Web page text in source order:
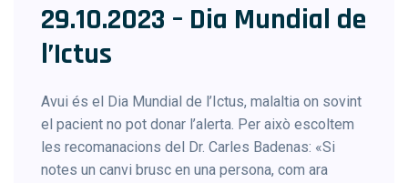
29.10.2023 – Dia Mundial de
l’Ictus
Avui és el Dia Mundial de l’Ictus, malaltia on sovint
el pacient no pot donar l’alerta. Per això escoltem
les recomanacions del Dr. Carles Badenas: «Si
notes un canvi brusc en una persona, com ara